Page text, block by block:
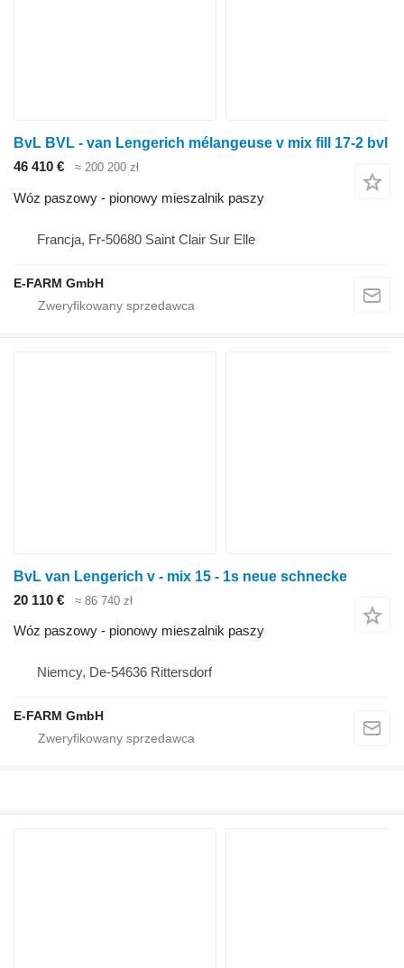
BvL BVL - van Lengerich mélangeuse v mix fill 17-2 bvl
46 410 €
≈ 200 200 zł
Wóz paszowy - pionowy mieszalnik paszy
Francja, Fr-50680 Saint Clair Sur Elle
E-FARM GmbH
BvL van Lengerich v - mix 15 - 1s neue schnecke
20 110 €
≈ 86 740 zł
Wóz paszowy - pionowy mieszalnik paszy
Niemcy, De-54636 Rittersdorf
E-FARM GmbH